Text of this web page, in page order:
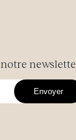
Envoyer